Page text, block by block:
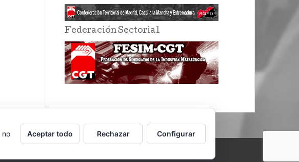
Federación Sectorial
no
Aceptar todo Rechazar Configurar